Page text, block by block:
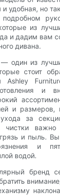
и удобная, но
из
и дадим вам
дивана.
— один из
стоит
Ashley
и
и
за
важно
и пыль.
и
водой.
бренд